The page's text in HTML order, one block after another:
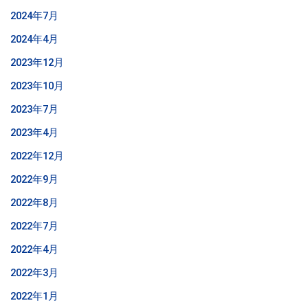
2024年7月
2024年4月
2023年12月
2023年10月
2023年7月
2023年4月
2022年12月
2022年9月
2022年8月
2022年7月
2022年4月
2022年3月
2022年1月